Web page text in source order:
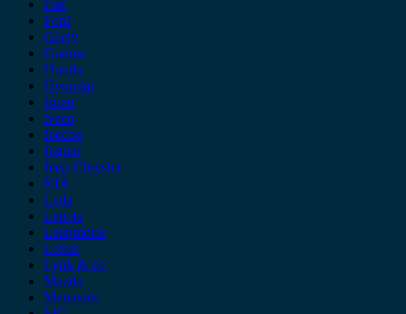
Fiat
Ford
Geely
Gonow
Honda
Hyundai
Isuzu
iveco
Jaecoo
Jaguar
Jeep Chrysler
KIA
Lada
Lancia
Leapmotor
Lexus
Lynk & co
Mazda
Mercedes